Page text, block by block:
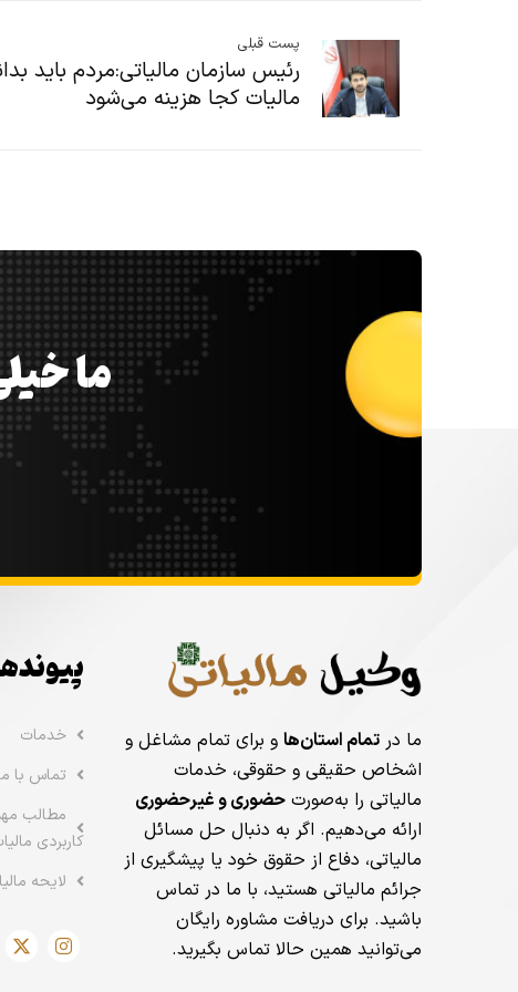
پست قبلی
رئیس سازمان مالیاتی:مردم باید
مالیات کجا هزینه می‌شود
ما
ما در تمام استان‌ها و برای تمام مشاغل و
اشخاص حقیقی و حقوقی، خدمات
مالیاتی را به‌صورت حضوری و غیرحضوری
ارائه می‌دهیم. اگر به دنبال حل مسائل
مالیاتی، دفاع از حقوق خود یا پیشگیری از
جرائم مالیاتی هستید، با ما در تماس
باشید. برای دریافت مشاوره رایگان
می‌توانید همین حالا تماس بگیرید.
خدمات
تماس با
مطالب
کاربردی
لایحه